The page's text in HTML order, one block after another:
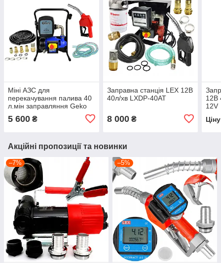
Міні АЗС для
перекачування палива 40
л.мін заправляння Geko
станція
5 600 ₴
Заправна станція LEX 12В
40л/хв LXDP-40AT
8 000₴
12В
12V
Акційні пропозиції та новинки
–7% –5%